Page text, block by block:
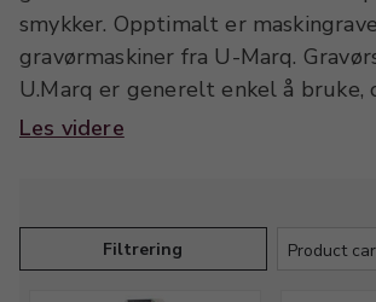
smykker. Opptimalt er
gravørmaskiner fra U-Marq.
U.Marq er generelt enkel å bruke,
etter en kort introduksjon til
gaver, dåpsartikler, hundetegn,
glass i en profesjonell kvalitet. En
Les videre
Filtrering